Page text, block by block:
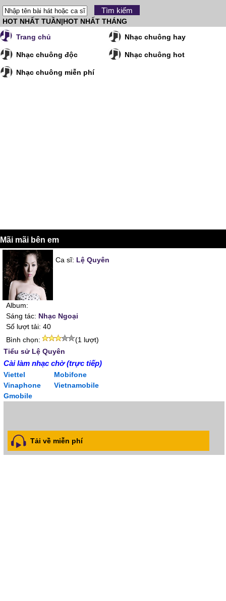
HOT NHẤT TUẦN|HOT NHẤT THÁNG
Trang chủ
Nhạc chuông hay
Nhạc chuông độc Nhạc chuông hot
Nhạc chuông miễn phí
Mãi mãi bên em
Ca sĩ: Lệ Quyên
Album:
Sáng tác: Nhạc Ngoại
Số lượt tải: 40
Bình chọn:
(1 lượt)
Tiểu sử Lệ Quyên
Cài làm nhạc chờ (trực tiếp)
Viettel
Mobifone
Vinaphone
Vietnamobile
Gmobile
Tải về miễn phí